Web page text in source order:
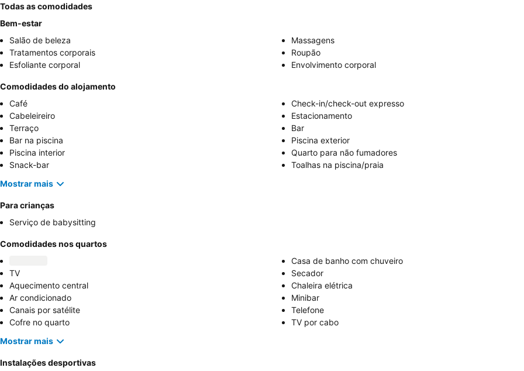
Todas as comodidades
Bem-estar
Salão de beleza
Massagens
Tratamentos corporais
Roupão
Esfoliante corporal
Envolvimento corporal
Comodidades do alojamento
Café
Check-in/check-out expresso
Cabeleireiro
Estacionamento
Terraço
Bar
Bar na piscina
Piscina exterior
Piscina interior
Quarto para não fumadores
Snack-bar
Toalhas na piscina/praia
Mostrar mais
Para crianças
Serviço de babysitting
Comodidades nos quartos
Casa de banho com chuveiro
TV
Secador
Aquecimento central
Chaleira elétrica
Ar condicionado
Minibar
Canais por satélite
Telefone
Cofre no quarto
TV por cabo
Mostrar mais
Instalações desportivas